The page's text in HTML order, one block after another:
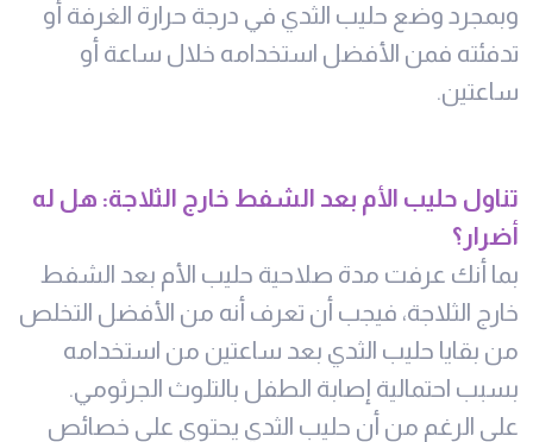
وبمجرد وضع حليب الثدي في درجة حرارة الغرفة أو
تدفئته فمن الأفضل استخدامه خلال ساعة أو
ساعتين.
تناول حليب الأم بعد الشفط خارج الثلاجة: هل له
أضرار؟
بما أنك عرفت مدة صلاحية حليب الأم بعد الشفط
خارج الثلاجة، فيجب أن تعرف أنه من الأفضل التخلص
من بقايا حليب الثدي بعد ساعتين من استخدامه
بسبب احتمالية إصابة الطفل بالتلوث الجرثومي.
على الرغم من أن حليب الثدي يحتوي على خصائص